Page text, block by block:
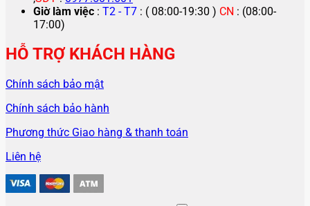
Giờ làm việc : T2 - T7 : ( 08:00-19:30 ) CN : (08:00-
17:00)
HỖ TRỢ KHÁCH HÀNG
Chính sách bảo mật
Chính sách bảo hành
Phương thức Giao hàng & thanh toán
Liên hệ